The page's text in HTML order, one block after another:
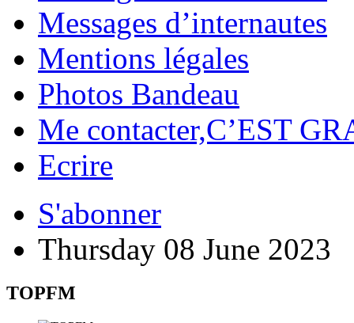
Messages d’internautes
Mentions légales
Photos Bandeau
Me contacter,C’EST
Ecrire
S'abonner
Thursday 08 June 2023
TOPFM